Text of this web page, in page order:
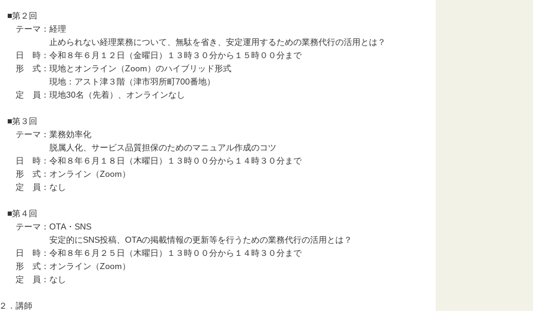
■第２回
テーマ：経理
止められない経理業務について、無駄を省き、安定運用するための業務代行の活用とは？
日 時：令和８年６月１２日（金曜日）１３時３０分から１５時００分まで
形 式：現地とオンライン（Zoom）のハイブリッド形式
現地：アスト津３階（津市羽所町700番地）
定 員：現地30名（先着）、オンラインなし
■第３回
テーマ：業務効率化
脱属人化、サービス品質担保のためのマニュアル作成のコツ
日 時：令和８年６月１８日（木曜日）１３時００分から１４時３０分まで
形 式：オンライン（Zoom）
定 員：なし
■第４回
テーマ：OTA・SNS
安定的にSNS投稿、OTAの掲載情報の更新等を行うための業務代行の活用とは？
日 時：令和８年６月２５日（木曜日）１３時００分から１４時３０分まで
形 式：オンライン（Zoom）
定 員：なし
２．講師